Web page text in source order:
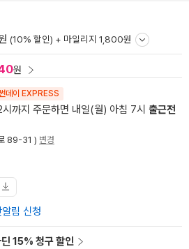
(10% 할인) + 마일리지 1,800원
원
데이 EXPRESS
까지 주문하면 내일(월) 아침 7시 출근전
89-31 ) 변경
림 신청
15% 청구 할인